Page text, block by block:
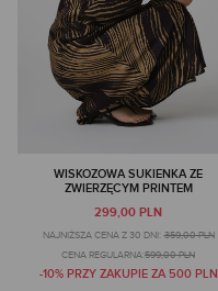
WISKOZOWA SUKIENKA ZE
ZWIERZĘCYM PRINTEM
299,00 PLN
NAJNIŻSZA CENA Z 30 DNI: 359,00 PLN
CENA REGULARNA:599,00 PLN
-10% PRZY ZAKUPIE ZA 500 PLN